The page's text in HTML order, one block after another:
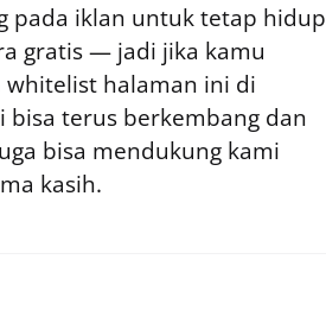
pada iklan untuk tetap hidup
gratis — jadi jika kamu
halaman ini di
bisa terus berkembang dan
bisa mendukung kami
kasih.